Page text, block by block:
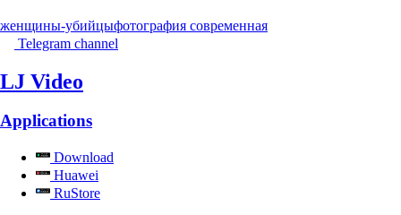
женщины-убийцыфотография современная
Telegram channel
LJ Video
Applications
Download
Huawei
RuStore